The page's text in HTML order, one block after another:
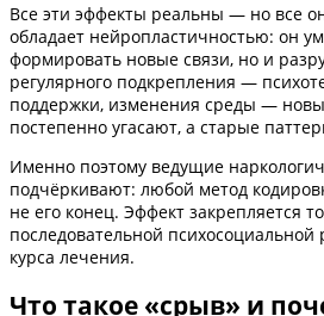
Все эти эффекты реальны — но все
обладает нейропластичностью: он
формировать новые связи, но и
регулярного подкрепления —
поддержки, изменения среды —
постепенно угасают, а старые
Именно поэтому ведущие
подчёркивают: любой метод
не его конец. Эффект закрепляется
последовательной психосоциальной
курса лечения.
Что такое «срыв» и